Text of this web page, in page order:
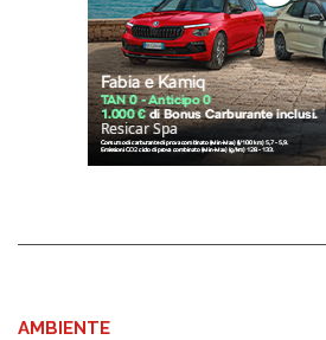
AMBIENTE